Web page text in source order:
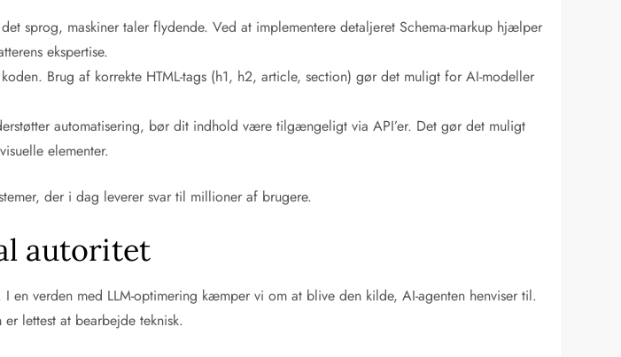
sprog, maskiner taler flydende. Ved at implementere detaljeret Schema-markup hjælper
ekspertise.
Brug af korrekte HTML-tags (h1, h2, article, section) gør det muligt for AI-modeller
automatisering, bør dit indhold være tilgængeligt via API’er. Det gør det muligt
elementer.
der i dag leverer svar til millioner af brugere.
autoritet
verden med LLM-optimering kæmper vi om at blive den kilde, AI-agenten henviser til.
lettest at bearbejde teknisk.